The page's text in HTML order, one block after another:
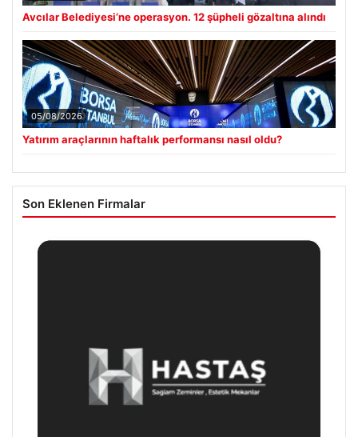
Avcılar Belediyesi’ne operasyon. 12 şüpheli gözaltına alındı
05/08/2026
Yatırım araçlarının haftalık performansı nasıl oldu?
Son Eklenen Firmalar